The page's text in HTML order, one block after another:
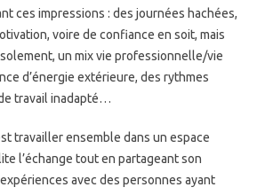
ces impressions : des journées hachées,
voire de confiance en soit, mais
un mix vie professionnelle/vie
d’énergie extérieure, des rythmes
travail inadapté…
travailler ensemble dans un espace
l’échange tout en partageant son
avec des personnes ayant